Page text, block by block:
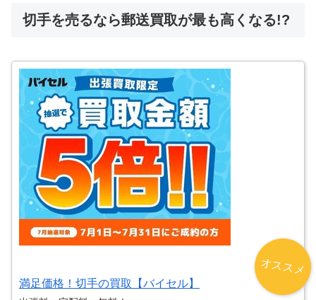
切手を売るなら郵送買取が最も高くなる!?
満足価格！切手の買取【バイセル】
オススメ